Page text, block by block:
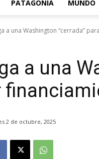
PATAGONIA MUNDO
a una Washington “cerrada”
a una
2 de octubre, 2025